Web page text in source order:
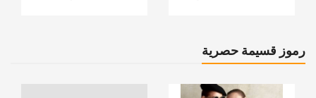
رموز قسيمة حصرية